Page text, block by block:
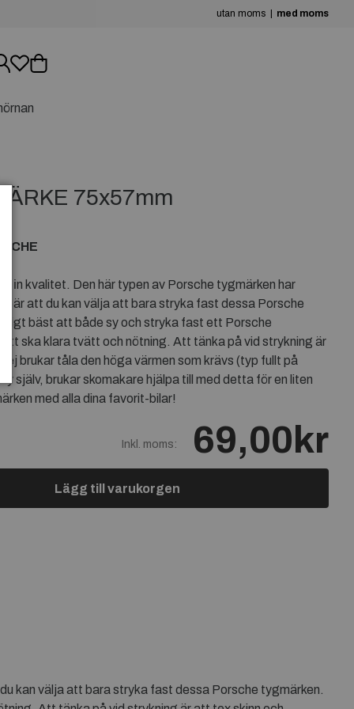
utan moms med moms
75x57mm
fin kvalitet. Den här typen av Porsche tygmärken har
att du kan välja att bara stryka fast dessa Porsche
bäst att både sy och stryka fast ett Porsche
ska klara tvätt och nötning. Att tänka på vid strykning är
ej brukar tåla den höga värmen som krävs (typ fullt på
sy själv, brukar skomakare hjälpa till med detta för en liten
med alla dina favorit-bilar!
Inkl. moms: 69,00kr
Lägg till varukorgen
kan välja att bara stryka fast dessa Porsche tygmärken.